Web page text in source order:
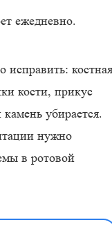
ежедневно.
костная
кости, прикус
убирается.
нужно
в ротовой